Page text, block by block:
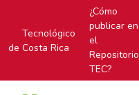
Tecnológico
de Costa Rica
¿Cómo
publicar en
el
Repositorio
TEC?